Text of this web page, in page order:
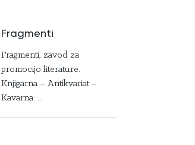
Fragmenti
Fragmenti, zavod za
promocijo literature.
Knjigarna – Antikvariat –
Kavarna. ...